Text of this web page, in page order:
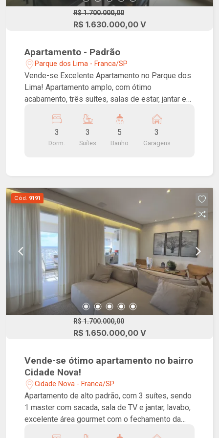
R$ 1.700.000,00
R$ 1.630.000,00 V
Apartamento - Padrão
Parque dos Lima - Franca/SP
Vende-se Excelente Apartamento no Parque dos
Lima! Apartamento amplo, com ótimo
acabamento, três suítes, salas de estar, jantar e
três vagas de garagem. Ar-condicionado nos três
dormitórios e na sala. Edifício imponente e
moderno, paisagismo tropical, área de lazer na
lounge, brinquedoteca. Coworking e bike sharing.
3
Dorm.
3
Suítes
5
Banho
3
Garagens
Cód. 9191
R$ 1.700.000,00
R$ 1.650.000,00 V
Vende-se ótimo apartamento no bairro
Cidade Nova!
Cidade Nova - Franca/SP
Apartamento de alto padrão, com 3 suítes, sendo
1 master com sacada, sala de TV e jantar, lavabo,
excelente área gourmet com o fechamento da